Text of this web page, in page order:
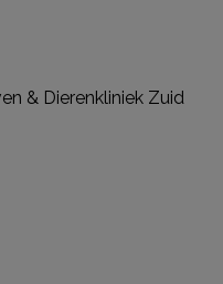
& Dierenkliniek Zuid